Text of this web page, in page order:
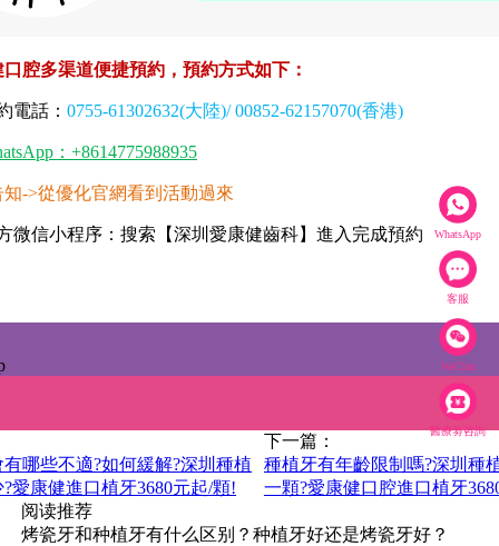
WhatsApp
客服
WeChat
醫療劵咨詢
腔多渠道便捷預約，預約方式如下：
話： 0755-61302632(大陸)/ 00852-62157070(香港)
：+8614775988935
從優化官網看到活動過來
小程序：搜索【深圳愛康健齒科】進入完成預約
哪些不適?如何緩解?深圳種植
愛康健進口植牙3680元起/顆!
下一篇：
種植牙有年齡限制嗎?深圳種
一顆?愛康健口腔進口植牙
阅读推荐
烤瓷牙和种植牙有什么区别？种植牙好还是烤瓷牙好？